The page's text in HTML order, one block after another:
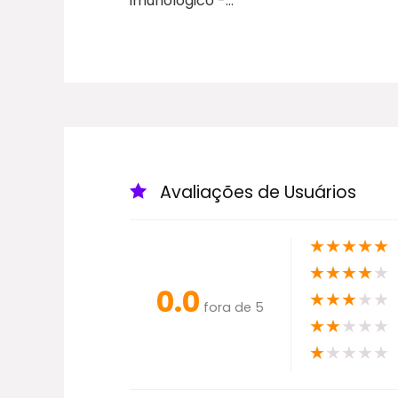
Avaliações de Usuários
0.0 fora de 5
★★★★★
★★★★★
★★★★★
★★★★★
★★★★★